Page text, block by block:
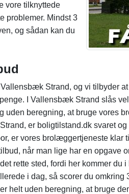
vore tilknyttede
problemer. Mindst 3
og sådan kan du
Strand, og vi tilbyder
I Vallensbæk Strand slås
beregning, at bruge vores
er boligtilstand.dk svaret
er vores brolæggertjeneste
når man lige har en opgave
rette sted, fordi her kommer
i dag, så scorer du
helt uden beregning, at bruge